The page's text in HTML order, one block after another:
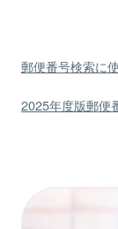
郵便番号検索に
2025年度版郵便